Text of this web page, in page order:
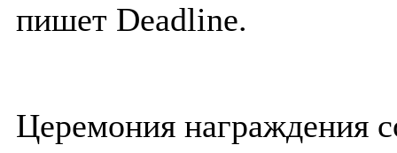
пишет Deadline.
Церемония награждения